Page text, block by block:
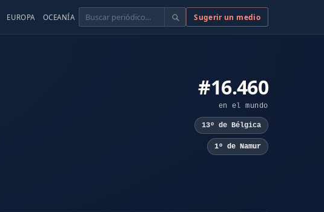
EUROPA OCEANÍA Buscar Sugerir un medio
#16.460
en el mundo
13º de Bélgica
1º de Namur